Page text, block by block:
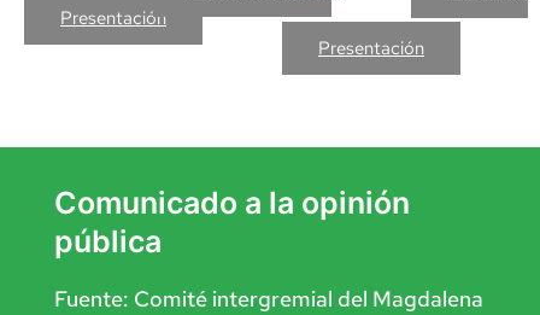
Presentación
Presentación
Comunicado a la opinión
pública
Fuente: Comité intergremial del Magdalena